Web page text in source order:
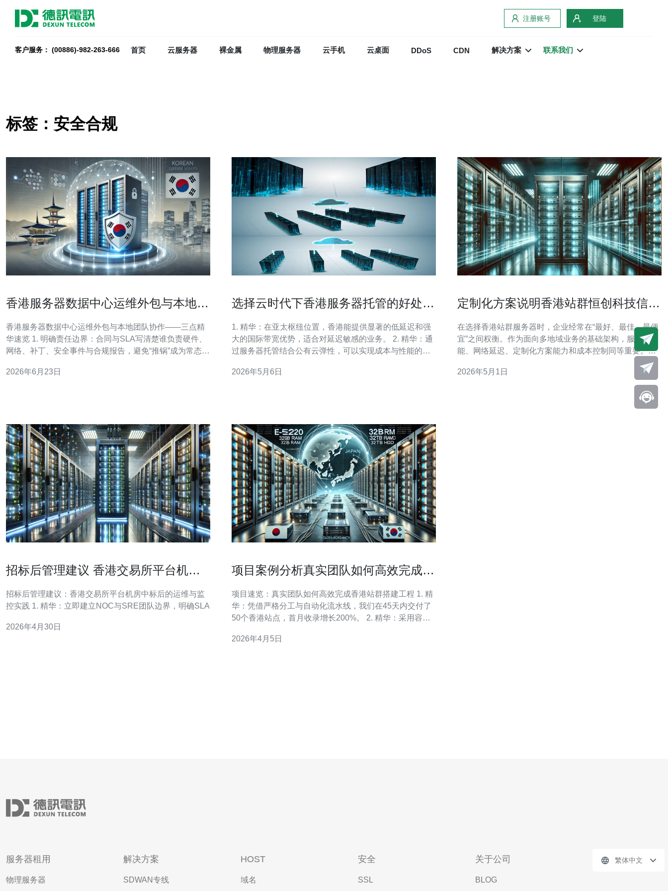
注册账号 登陆
客户服务： (00886)-982-263-666 首页 云服务器 裸金属 物理服务器 云手机 云桌面 DDoS CDN 解决方案 联系我们
标签：安全合规
香港服务器数据中心运维外包与本地团
香港服务器数据中心运维外包与本地团队协作——三点精
华速览 1. 明确责任边界：合同与SLA写清楚谁负责硬件、
网络、补丁、安全事件与合规报告，避免“推锅”成为常态。
批流程与自动化脚本是协作效率的放大器。 3. 以数据驱动
2026年6月23日
选择云时代下香港服务器托管的好处与
1. 精华：在亚太枢纽位置，香港能提供显著的低延迟和强
大的国际带宽优势，适合对延迟敏感的业务。 2. 精华：通
过服务器托管结合公有云弹性，可以实现成本与性能的最
主权要求下，选择香港机房利于满足区域法规同时享受全
2026年5月6日
定制化方案说明香港站群恒创科技信赖
在选择香港站群服务器时，企业经常在“最好、最佳、最便
宜”之间权衡。作为面向多地域业务的基础架构，服务器性
能、网络延迟、定制化方案能力和成本控制同等重要。本
文围绕恒创科技在香港站群领域的服务做详尽评测，说明
其如何通过硬件、网络、运维与安全等层面的定制满足不
同企业需求，从而在“最好（性能与稳定）、最佳（性价比
2026年5月1日
招标后管理建议 香港交易所平台机房
招标后管理建议：香港交易所平台机房中标后的运维与监
控实践 1. 精华：立即建立NOC与SRE团队边界，明确SLA
2026年4月30日
项目案例分析真实团队如何高效完成香
项目速览：真实团队如何高效完成香港站群搭建工程 1. 精
华：凭借严格分工与自动化流水线，我们在45天内交付了
50个香港站点，首月收录增长200%。 2. 精华：采用容器
全合规。 3. 精华：通过技术SEO矩阵（结构化数据、
2026年4月5日
服务器租用
物理服务器
解决方案
SDWAN专线
HOST
域名
安全
SSL
关于公司
BLOG
繁体中文